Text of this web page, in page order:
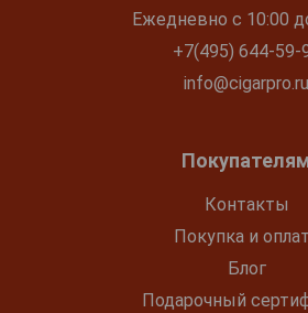
Ежедневно с 10:00
+7(495) 644-59-
info@cigarpro.ru
Контакты
Покупка и
Блог
Подарочный